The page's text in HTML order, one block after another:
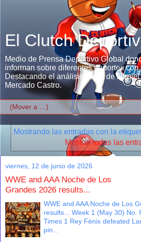
El Clutch
Medio de Prensa Deportivo Global
informan sobre diferentes deportes
Destacando el análisis único de
Mercado Castro.
Mostrando las entradas con la
Mostrar todas las
viernes, 12 de junio de 2026
WWE and AAA Noche de Los
Grandes 2026 results...
WWE and AAA Noche de Los
results... Week 1 (May 30) No.
Times 1 Rey Fénix defeated
pin...